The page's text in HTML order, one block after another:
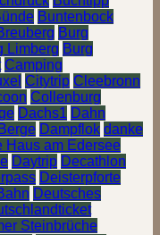
Buntenbock
Burg
Limberg Burg
Camping
Citytrip Cleebronn
Collenburg
Dachs1 Dahn
Dampflok danke
Haus am Edersee
Daytrip Decathlon
Deisterpforte
Deutsches
Steinbrüche